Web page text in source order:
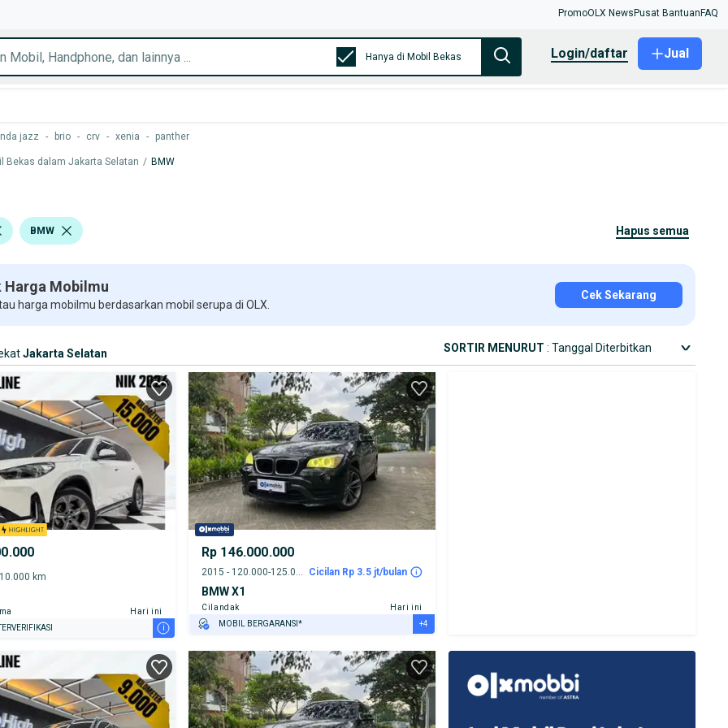
PromoOLX News Pusat Bantuan FAQ
Hanya di Mobil Bekas login/daftar Jual
jazz - brio - crv - xenia - panther
Bekas dalam Jakarta Selatan / BMW
BMW hapus semua
Harga Mobilmu
harga mobilmu berdasarkan mobil serupa di OLX.
Cek Sekarang
Jakarta Selatan SORTIR MENURUT : Tanggal Diterbitkan
km
Hari ini
i
Rp 146.000.000
2015 - 120.000-125.000 km Cicilan Rp 3.5 jt/bulan
BMW X1
Cilandak
Hari ini
MOBIL BERGARANSI*
TEST DRIVE DARI RUMAH
GRATIS BIAYA JASA PERAWATAN*
PENJUAL TERVERIFIKASI
+4